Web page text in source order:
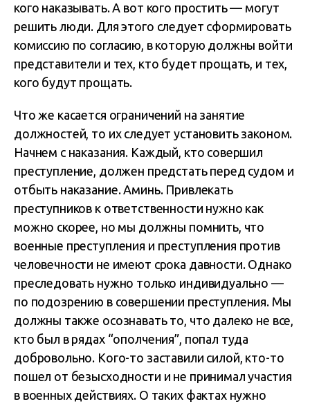
кого наказывать. А вот кого простить — могут
решить люди. Для этого следует сформировать
комиссию по согласию, в которую должны войти
представители и тех, кто будет прощать, и тех,
кого будут прощать.
Что же касается ограничений на занятие
должностей, то их следует установить законом.
Начнем с наказания. Каждый, кто совершил
преступление, должен предстать перед судом и
отбыть наказание. Аминь. Привлекать
преступников к ответственности нужно как
можно скорее, но мы должны помнить, что
военные преступления и преступления против
человечности не имеют срока давности. Однако
преследовать нужно только индивидуально —
по подозрению в совершении преступления. Мы
должны также осознавать то, что далеко не все,
кто был в рядах “ополчения”, попал туда
добровольно. Кого-то заставили силой, кто-то
пошел от безысходности и не принимал участия
в военных действиях. О таких фактах нужно